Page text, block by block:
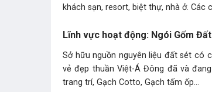
khách sạn, resort, biệt thự, nhà ở.
Lĩnh vực hoạt động: Ngói Gốm
Sở hữu nguồn nguyên liệu đất sét có
vẻ đẹp thuần Việt-Á Đông đã và
trang trí, Gạch Cotto, Gạch tấm ốp…